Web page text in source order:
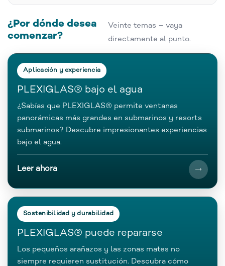
¿Por dónde desea
comenzar?
Veinte temas – vaya
directamente al punto.
Aplicación y experiencia
PLEXIGLAS® bajo el agua
¿Sabías que PLEXIGLAS® permite ventanas
panorámicas más grandes en submarinos y resorts
submarinos? Descubre impresionantes experiencias
bajo el agua.
Leer ahora
Sostenibilidad y durabilidad
PLEXIGLAS® puede repararse
Los pequeños arañazos y las zonas mates no
siempre requieren sustitución. Descubra cómo